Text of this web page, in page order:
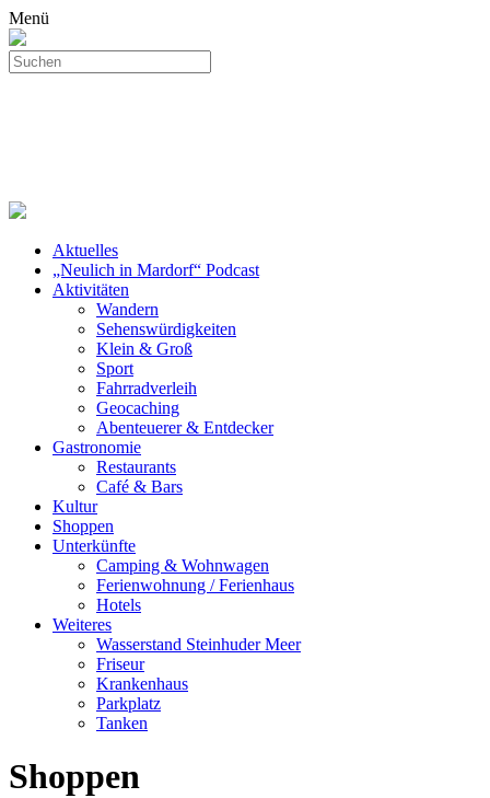
Menü
Aktuelles
„Neulich in Mardorf“ Podcast
Aktivitäten
Wandern
Sehenswürdigkeiten
Klein & Groß
Sport
Fahrradverleih
Geocaching
Abenteuerer & Entdecker
Gastronomie
Restaurants
Café & Bars
Kultur
Shoppen
Unterkünfte
Camping & Wohnwagen
Ferienwohnung / Ferienhaus
Hotels
Weiteres
Wasserstand Steinhuder Meer
Friseur
Krankenhaus
Parkplatz
Tanken
Shoppen